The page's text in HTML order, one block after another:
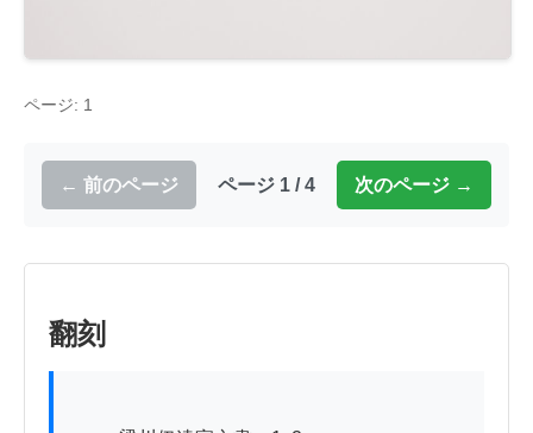
ページ: 1
← 前のページ ページ 1 / 4 次のページ →
翻刻